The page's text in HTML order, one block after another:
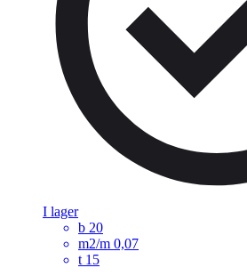
I lager
b 20
m2/m 0,07
t 15